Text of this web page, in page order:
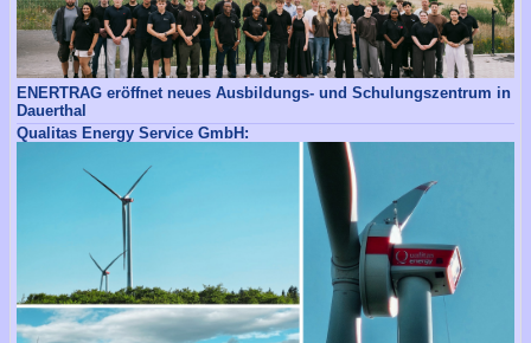
ENERTRAG eröffnet neues Ausbildungs- und Schulungszentrum in
Dauerthal
Qualitas Energy Service GmbH: